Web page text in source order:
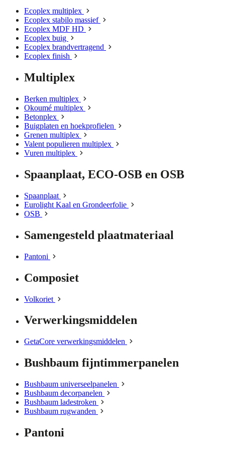
Ecoplex multiplex
Ecoplex stabilo massief
Ecoplex MDF HD
Ecoplex buig
Ecoplex brandvertragend
Ecoplex finish
Multiplex
Berken multiplex
Okoumé multiplex
Betonplex
Buigplaten en hoekprofielen
Grenen multiplex
Valent populieren multiplex
Vuren multiplex
Spaanplaat, ECO-OSB en OSB
Spaanplaat
Eurolight Kaal en Grondeerfolie
OSB
Samengesteld plaatmateriaal
Pantoni
Composiet
Volkoriet
Verwerkingsmiddelen
GetaCore verwerkingsmiddelen
Bushbaum fijntimmerpanelen
Bushbaum universeelpanelen
Bushbaum decorpanelen
Bushbaum ladestroken
Bushbaum rugwanden
Pantoni